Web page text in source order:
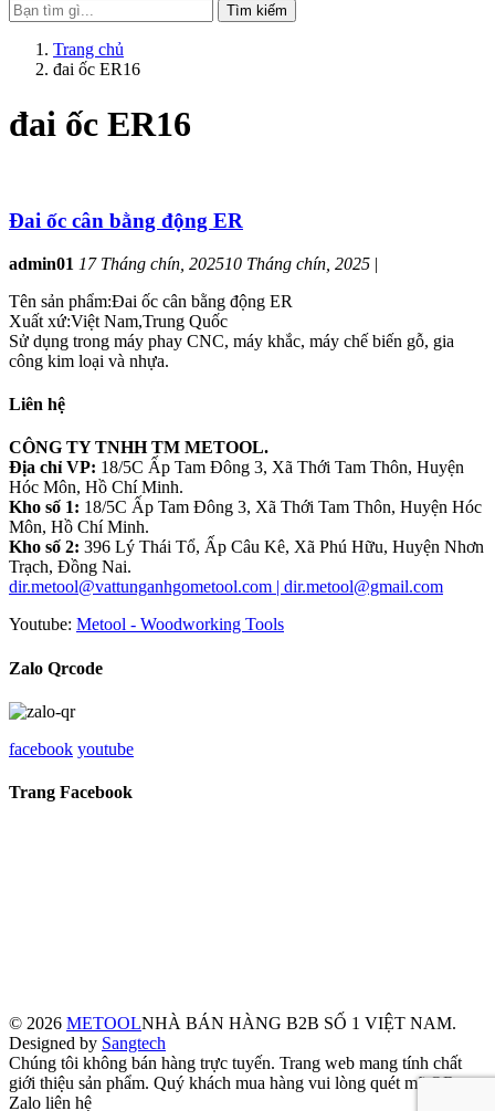
Tìm kiếm
Trang chủ
đai ốc ER16
đai ốc ER16
Đai ốc cân bằng động ER
admin01 17 Tháng chín, 202510 Tháng chín, 2025 |
Tên sản phẩm:Đai ốc cân bằng động ER
Xuất xứ:Việt Nam,Trung Quốc
Sử dụng trong máy phay CNC, máy khắc, máy chế biến gỗ, gia
công kim loại và nhựa.
Liên hệ
CÔNG TY TNHH TM METOOL.
Địa chỉ VP: 18/5C Ấp Tam Đông 3, Xã Thới Tam Thôn, Huyện
Hóc Môn, Hồ Chí Minh.
Kho số 1: 18/5C Ấp Tam Đông 3, Xã Thới Tam Thôn, Huyện Hóc
Môn, Hồ Chí Minh.
Kho số 2: 396 Lý Thái Tổ, Ấp Câu Kê, Xã Phú Hữu, Huyện Nhơn
Trạch, Đồng Nai.
dir.metool@vattunganhgometool.com | dir.metool@gmail.com
Youtube: Metool - Woodworking Tools
Zalo Qrcode
facebook youtube
Trang Facebook
© 2026 METOOLNHÀ BÁN HÀNG B2B SỐ 1 VIỆT NAM.
Designed by Sangtech
Chúng tôi không bán hàng trực tuyến. Trang web mang tính chất
giới thiệu sản phẩm. Quý khách mua hàng vui lòng quét mã QR
Zalo liên hệ